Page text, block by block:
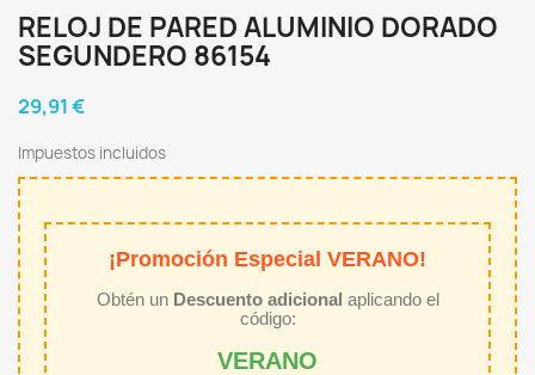
RELOJ DE PARED ALUMINIO DORADO
SEGUNDERO 86154
29,91 €
Impuestos incluidos
¡Promoción Especial VERANO!
Obtén un Descuento adicional aplicando el
código:
VERANO